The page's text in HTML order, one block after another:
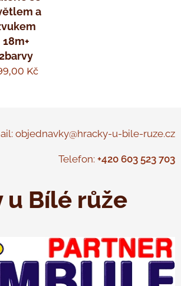
a
18m+
Kč
objednavky@hracky-u-bile-ruze.cz
Telefon: +420 603 523 703
u Bílé růže